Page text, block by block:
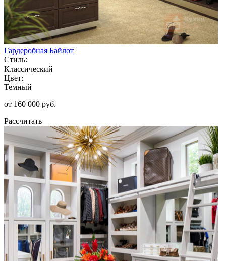
Гардеробная Байлот
Стиль:
Классический
Цвет:
Темный
от 160 000 руб.
Рассчитать